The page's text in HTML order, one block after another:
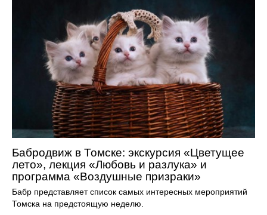
Бабродвиж в Томске: экскурсия «Цветущее
лето», лекция «Любовь и разлука» и
программа «Воздушные призраки»
Бабр представляет список самых интересных мероприятий
Томска на предстоящую неделю.